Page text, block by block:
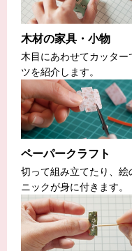
木材の家具・小物
木目にあわせてカッタ
ツを紹介します。
ペーパークラフト
切って組み立てたり、
ニックが身に付きます。